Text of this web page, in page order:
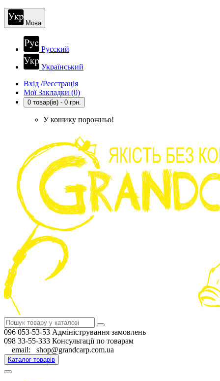
Мова
Русский
Український
Вхід /Реєстрація
Мої Закладки (0)
0 товар(ів) - 0 грн.
У кошику порожньо!
096 053-53-53 Адміністрування замовлень
098 33-55-333 Консультації по товарам
email: shop@grandcarp.com.ua
Каталог товарів